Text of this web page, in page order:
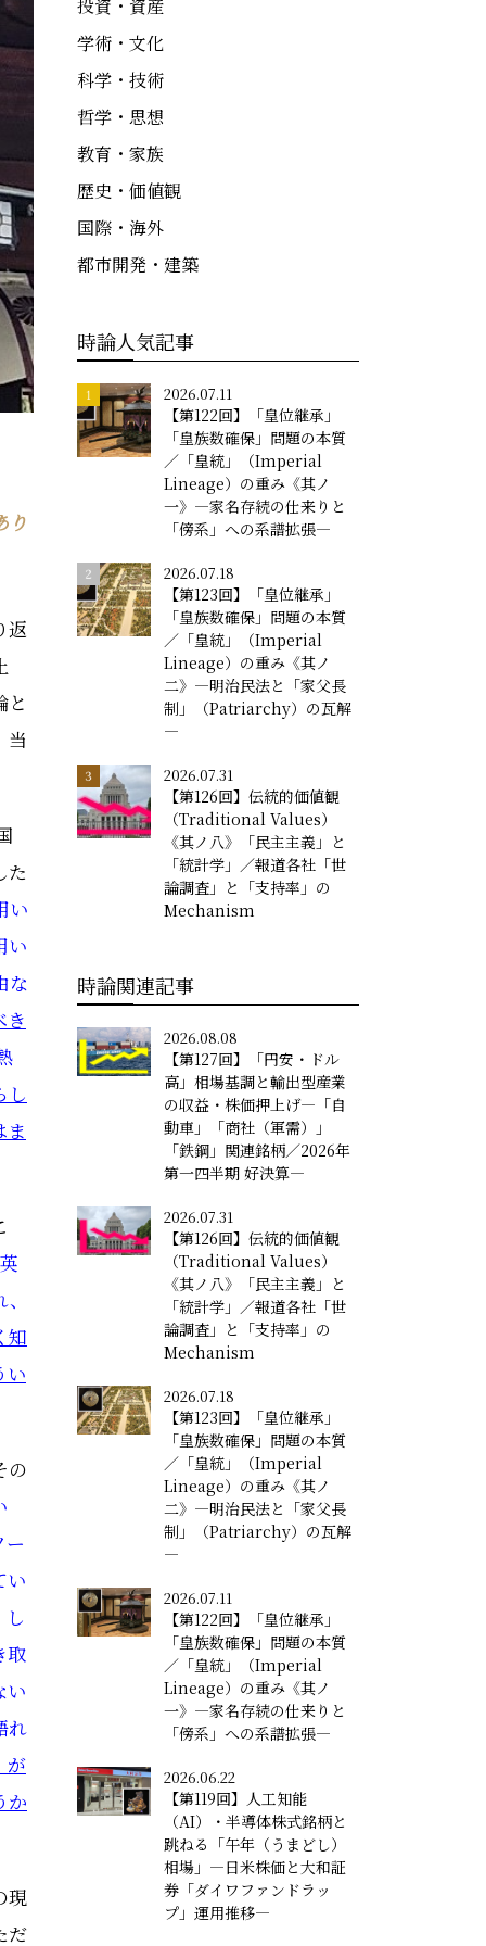
り
返
と
当
た
い
い
な
き
し
ま
知
い
の
い
取
い
れ
が
か
現
だ
投資・資産
学術・文化
科学・技術
哲学・思想
教育・家族
歴史・価値観
国際・海外
都市開発・建築
時論人気記事
2026.07.11
【第122回】「皇位継承」
「皇族数確保」問題の本質
／「皇統」（Imperial
Lineage）の重み《其ノ
一》―家名存続の仕来りと
「傍系」への系譜拡張―
2026.07.18
【第123回】「皇位継承」
「皇族数確保」問題の本質
／「皇統」（Imperial
Lineage）の重み《其ノ
二》―明治民法と「家父長
制」（Patriarchy）の瓦解
―
2026.07.31
【第126回】伝統的価値観
（Traditional Values）
《其ノ八》「民主主義」と
「統計学」／報道各社「世
論調査」と「支持率」の
Mechanism
時論関連記事
2026.08.08
【第127回】「円安・ドル
高」相場基調と輸出型産業
の収益・株価押上げ―「自
動車」「商社（軍需）」
「鉄鋼」関連銘柄／2026年
第一四半期 好決算―
2026.07.31
【第126回】伝統的価値観
（Traditional Values）
《其ノ八》「民主主義」と
「統計学」／報道各社「世
論調査」と「支持率」の
Mechanism
2026.07.18
【第123回】「皇位継承」
「皇族数確保」問題の本質
／「皇統」（Imperial
Lineage）の重み《其ノ
二》―明治民法と「家父長
制」（Patriarchy）の瓦解
―
2026.07.11
【第122回】「皇位継承」
「皇族数確保」問題の本質
／「皇統」（Imperial
Lineage）の重み《其ノ
一》―家名存続の仕来りと
「傍系」への系譜拡張―
2026.06.22
【第119回】人工知能
（AI）・半導体株式銘柄と
跳ねる「午年（うまどし）
相場」―日米株価と大和証
券「ダイワファンドラッ
プ」運用推移―